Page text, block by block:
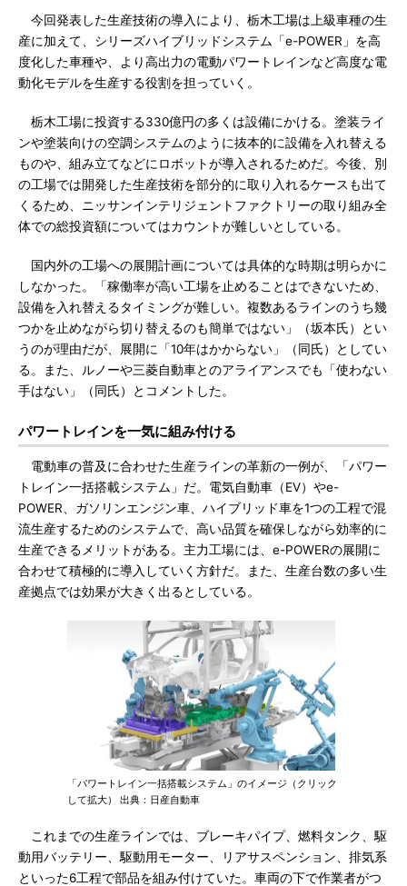
今回発表した生産技術の導入により、栃木工場は上級車種の生
産に加えて、シリーズハイブリッドシステム「e-POWER」を高
度化した車種や、より高出力の電動パワートレインなど高度な電
動化モデルを生産する役割を担っていく。
栃木工場に投資する330億円の多くは設備にかける。塗装ライ
ンや塗装向けの空調システムのように抜本的に設備を入れ替える
ものや、組み立てなどにロボットが導入されるためだ。今後、別
の工場では開発した生産技術を部分的に取り入れるケースも出て
くるため、ニッサンインテリジェントファクトリーの取り組み全
体での総投資額についてはカウントが難しいとしている。
国内外の工場への展開計画については具体的な時期は明らかに
しなかった。「稼働率が高い工場を止めることはできないため、
設備を入れ替えるタイミングが難しい。複数あるラインのうち幾
つかを止めながら切り替えるのも簡単ではない」（坂本氏）とい
うのが理由だが、展開に「10年はかからない」（同氏）としてい
る。また、ルノーや三菱自動車とのアライアンスでも「使わない
手はない」（同氏）とコメントした。
パワートレインを一気に組み付ける
電動車の普及に合わせた生産ラインの革新の一例が、「パワー
トレイン一括搭載システム」だ。電気自動車（EV）やe-
POWER、ガソリンエンジン車、ハイブリッド車を1つの工程で混
流生産するためのシステムで、高い品質を確保しながら効率的に
生産できるメリットがある。主力工場には、e-POWERの展開に
合わせて積極的に導入していく方針だ。また、生産台数の多い生
産拠点では効果が大きく出るとしている。
「パワートレイン一括搭載システム」のイメージ（クリック
して拡大） 出典：日産自動車
これまでの生産ラインでは、ブレーキパイプ、燃料タンク、駆
動用バッテリー、駆動用モーター、リアサスペンション、排気系
といった6工程で部品を組み付けていた。車両の下で作業者がつ